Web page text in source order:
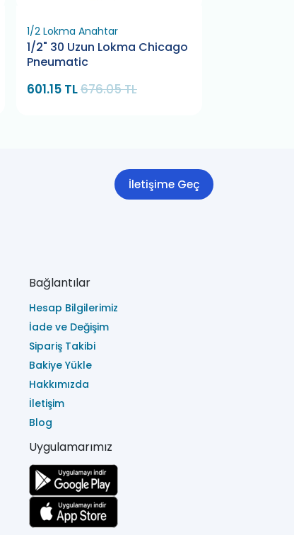
1/2 Lokma Anahtar
1/2" 30 Uzun Lokma Chicago
Pneumatic
601.15 TL676.05 TL
İletişime Geç
Bağlantılar
Hesap Bilgilerimiz
İade ve Değişim
Sipariş Takibi
Bakiye Yükle
Hakkımızda
İletişim
Blog
Uygulamarımız